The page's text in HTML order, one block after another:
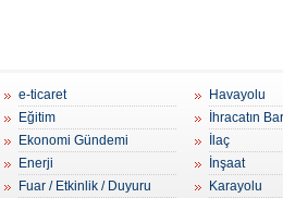
e-ticaret
Eğitim
Ekonomi Gündemi
Enerji
Fuar / Etkinlik / Duyuru
Havayolu
İhracatın
İlaç
İnşaat
Karayolu